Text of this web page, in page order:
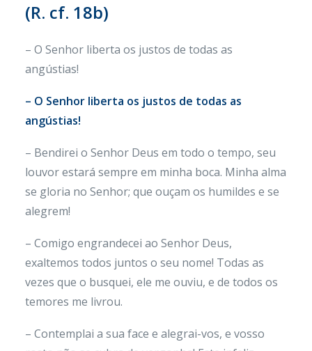
(R. cf. 18b)
– O Senhor liberta os justos de todas as
angústias!
– O Senhor liberta os justos de todas as
angústias!
– Bendirei o Senhor Deus em todo o tempo, seu
louvor estará sempre em minha boca. Minha alma
se gloria no Senhor; que ouçam os humildes e se
alegrem!
– Comigo engrandecei ao Senhor Deus,
exaltemos todos juntos o seu nome! Todas as
vezes que o busquei, ele me ouviu, e de todos os
temores me livrou.
– Contemplai a sua face e alegrai-vos, e vosso